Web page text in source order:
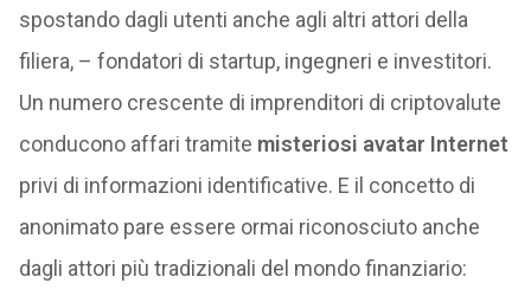
spostando dagli utenti anche agli altri attori della
filiera, – fondatori di startup, ingegneri e investitori.
Un numero crescente di imprenditori di criptovalute
conducono affari tramite misteriosi avatar Internet
privi di informazioni identificative. E il concetto di
anonimato pare essere ormai riconosciuto anche
dagli attori più tradizionali del mondo finanziario: